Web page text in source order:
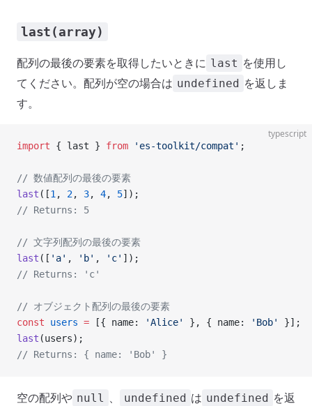
last(array)
配列の最後の要素を取得したいときに last を使用し
てください。配列が空の場合は undefined を返しま
す。
typescript
import { last } from 'es-toolkit/compat' ;
// 数値配列の最後の要素
last ([1 , 2, 3, 4, 5]);
// Returns: 5
// 文字列配列の最後の要素
last ([ 'a' , 'b' , 'c' ]);
// Returns: 'c'
// オブジェクト配列の最後の要素
const users = [{ name: 'Alice' }, { name: 'Bob'
}];
last (users);
// Returns: { name: 'Bob' }
空の配列や null 、 undefined は undefined を返